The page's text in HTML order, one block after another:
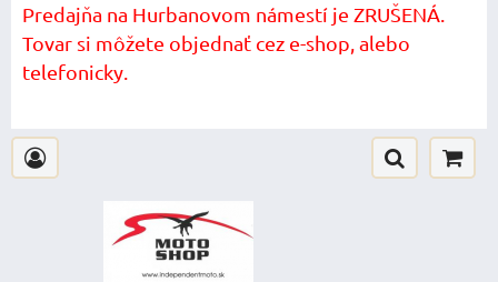
Predajňa na Hurbanovom námestí je ZRUŠENÁ.
Tovar si môžete objednať cez e-shop, alebo
telefonicky.